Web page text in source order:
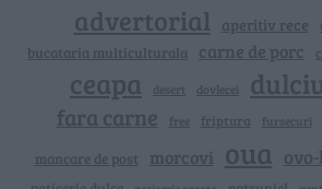
advertorial aperitiv rece
bucataria multiculturala carne de porc
ceapa desert dovlecei
fara carne free friptura fursecuri
mancare de post morcovi oua